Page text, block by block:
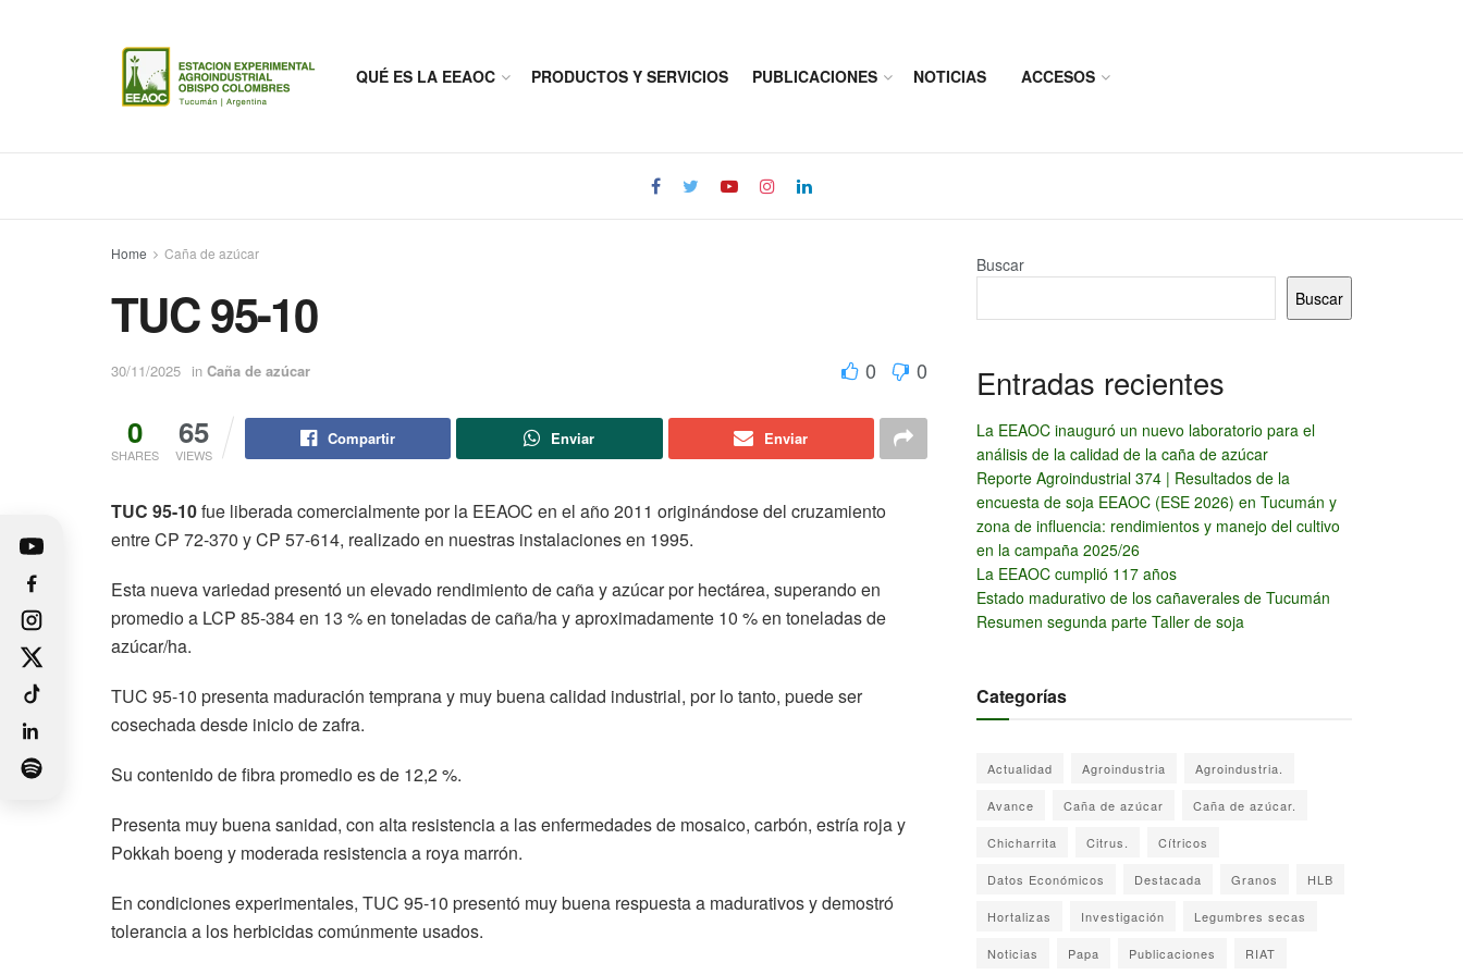
QUÉ ES LA EEAOC PRODUCTOS Y SERVICIOS PUBLICACIONES NOTICIAS ACCESOS
Home Caña de azúcar
TUC 95-10
30/11/2025 in Caña de azúcar 0 0
0
SHARES
65
VIEWS
Compartir Enviar Enviar
TUC 95-10fue liberada comercialmente por la EEAOC en el año 2011 originándose del cruzamiento
entre CP 72-370 y CP 57-614, realizado en nuestras instalaciones en 1995.
Esta nueva variedad presentó un elevado rendimiento de caña y azúcar por hectárea, superando en
promedio a LCP 85-384 en 13 % en toneladas de caña/ha y aproximadamente 10 % en toneladas de
azúcar/ha.
TUC 95-10 presenta maduración temprana y muy buena calidad industrial, por lo tanto, puede ser
cosechada desde inicio de zafra.
Su contenido de fibra promedio es de 12,2 %.
Presenta muy buena sanidad, con alta resistencia a las enfermedades de mosaico, carbón, estría roja y
Pokkah boeng y moderada resistencia a roya marrón.
En condiciones experimentales, TUC 95-10 presentó muy buena respuesta a madurativos y demostró
tolerancia a los herbicidas comúnmente usados.
Buscar
Buscar
Entradas recientes
La EEAOC inauguró un nuevo laboratorio para el
análisis de la calidad de la caña de azúcar
Reporte Agroindustrial 374 | Resultados de la
encuesta de soja EEAOC (ESE 2026) en Tucumán y
zona de influencia: rendimientos y manejo del cultivo
en la campaña 2025/26
La EEAOC cumplió 117 años
Estado madurativo de los cañaverales de Tucumán
Resumen segunda parte Taller de soja
Categorías
Actualidad Agroindustria Agroindustria.
Avance Caña de azúcar Caña de azúcar.
Chicharrita Citrus. Cítricos
Datos Económicos Destacada Granos HLB
Hortalizas Investigación Legumbres secas
Noticias Papa Publicaciones RIAT